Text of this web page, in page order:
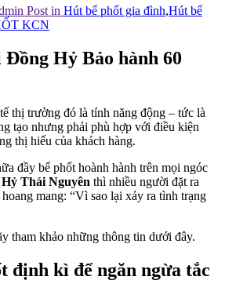
Post in Hút bể phốt gia đình,Hút bể
KCN
Hỷ Bảo hành 60
thị trường đó là tính năng động – tức là
tạo nhưng phải phù hợp với điều kiện
thị hiếu của khách hàng.
đầy bể phốt hoành hành trên mọi ngóc
Thái Nguyên thì nhiều người đặt ra
mang: “Vì sao lại xảy ra tình trạng
tham khảo những thông tin dưới đây.
định kì để ngăn ngừa tắc